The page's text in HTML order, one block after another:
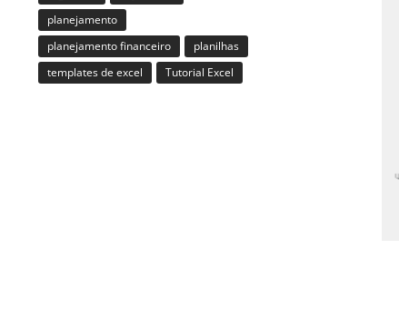
planejamento
planejamento financeiro
planilhas
templates de excel
Tutorial Excel